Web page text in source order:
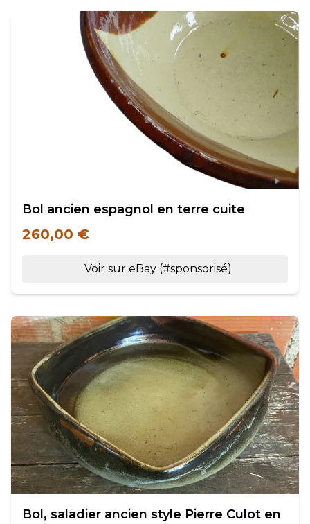
Bol ancien espagnol en terre cuite
260,00 €
Voir sur eBay (#sponsorisé)
Bol, saladier ancien style Pierre Culot en